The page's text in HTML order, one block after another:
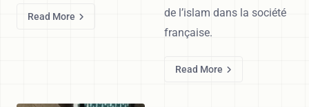
Read More
de l’islam dans la société
française.
Read More